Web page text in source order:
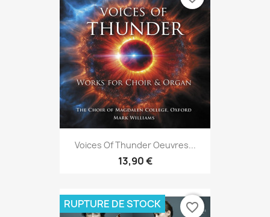
Voices Of Thunder Oeuvres...
13,90 €
RUPTURE DE STOCK favorite_border